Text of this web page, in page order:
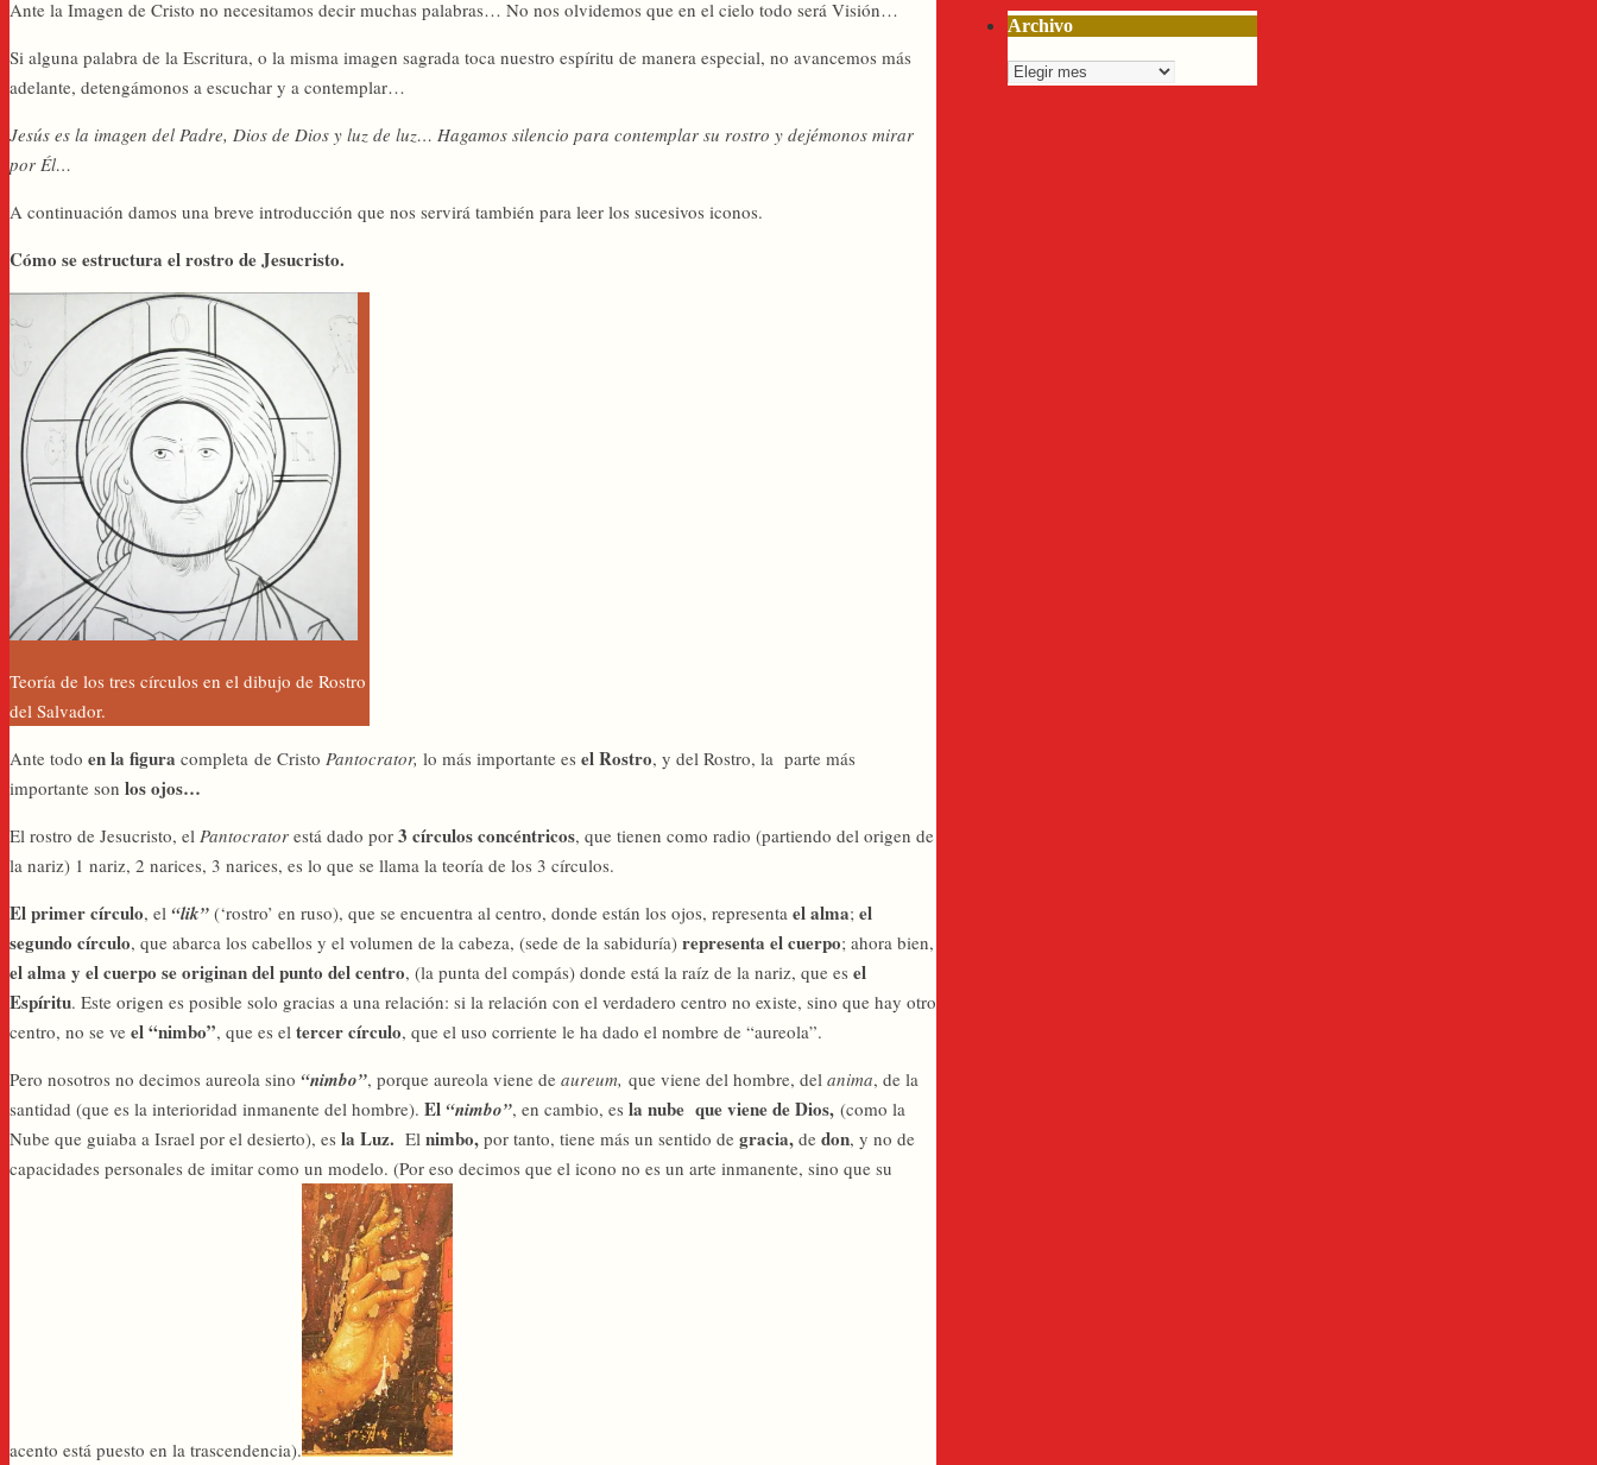
Ante la Imagen de Cristo no necesitamos decir muchas palabras… No nos olvidemos que en el cielo todo será Visión…
Si alguna palabra de la Escritura, o la misma imagen sagrada toca nuestro espíritu de manera especial, no avancemos más
adelante, detengámonos a escuchar y a contemplar…
Jesús es la imagen del Padre, Dios de Dios y luz de luz… Hagamos silencio para contemplar su rostro y dejémonos mirar
por Él…
A continuación damos una breve introducción que nos servirá también para leer los sucesivos iconos.
Cómo se estructura el rostro de Jesucristo.
Teoría de los tres círculos en el dibujo de Rostro
del Salvador.
Ante todo en la figura completa de Cristo Pantocrator, lo más importante es el Rostro, y del Rostro, la parte más
importante son losojos…
El rostro de Jesucristo, el Pantocrator está dado por 3 círculos concéntricos, que tienen como radio (partiendo del origen de
la nariz) 1 nariz, 2 narices, 3 narices, es lo que se llama la teoría de los 3 círculos.
El primer círculo, el “lik” (‘rostro’ en ruso), que se encuentra al centro, donde están los ojos, representa el alma; el
segundo círculo, que abarca los cabellos y el volumen de la cabeza, (sede de la sabiduría) representa el cuerpo; ahora bien,
el alma y el cuerpo se originan del punto del centro, (la punta del compás) donde está la raíz de la nariz, que es el
Espíritu. Este origen es posible solo gracias a una relación: si la relación con el verdadero centro no existe, sino que hay otro
centro, no se ve el “nimbo”, que es el tercer círculo, que el uso corriente le ha dado el nombre de “aureola”.
Pero nosotros no decimos aureola sino “nimbo”, porque aureola viene de aureum, que viene del hombre, del anima, de la
santidad (que es la interioridad inmanente del hombre). El“nimbo”, en cambio, es la nube que viene de Dios, (como la
Nube que guiaba a Israel por el desierto), es la Luz. El nimbo, por tanto, tiene más un sentido de gracia, de don, y no de
capacidades personales de imitar como un modelo. (Por eso decimos que el icono no es un arte inmanente, sino que su
acento está puesto en la trascendencia).
Archivo
Archivo